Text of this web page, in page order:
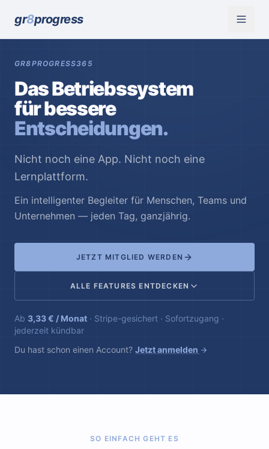
gr8progress
GR8PROGRESS365
Das Betriebssystem
für bessere
Entscheidungen.
Nicht noch eine App. Nicht noch eine
Lernplattform.
Ein intelligenter Begleiter für Menschen, Teams und
Unternehmen — jeden Tag, ganzjährig.
JETZT MITGLIED WERDEN
ALLE FEATURES ENTDECKEN
Ab 3,33 € / Monat · Stripe-gesichert · Sofortzugang ·
jederzeit kündbar
Du hast schon einen Account? Jetzt anmelden
SO EINFACH GEHT ES